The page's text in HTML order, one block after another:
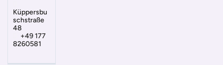
Küppersbu
schstraße
48
+49 177
8260581